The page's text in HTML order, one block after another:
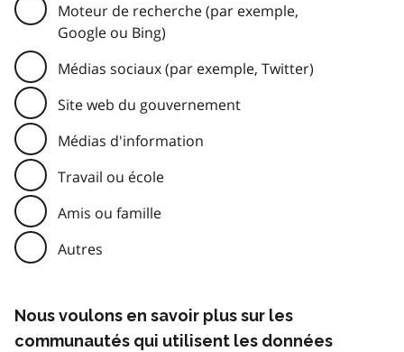
Moteur de recherche (par exemple,
Google ou Bing)
Médias sociaux (par exemple, Twitter)
Site web du gouvernement
Médias d'information
Travail ou école
Amis ou famille
Autres
Nous voulons en savoir plus sur les
communautés qui utilisent les données